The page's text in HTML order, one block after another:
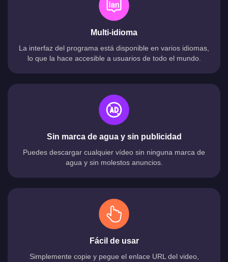
Multi-idioma
La interfaz del programa está disponible en varios idiomas,
lo que la hace accesible a usuarios de todo el mundo.
Sin marca de agua y sin publicidad
Puedes descargar cualquier vídeo sin ninguna marca de
agua y sin molestos anuncios.
Fácil de usar
Simplemente copie y pegue el enlace URL del video,